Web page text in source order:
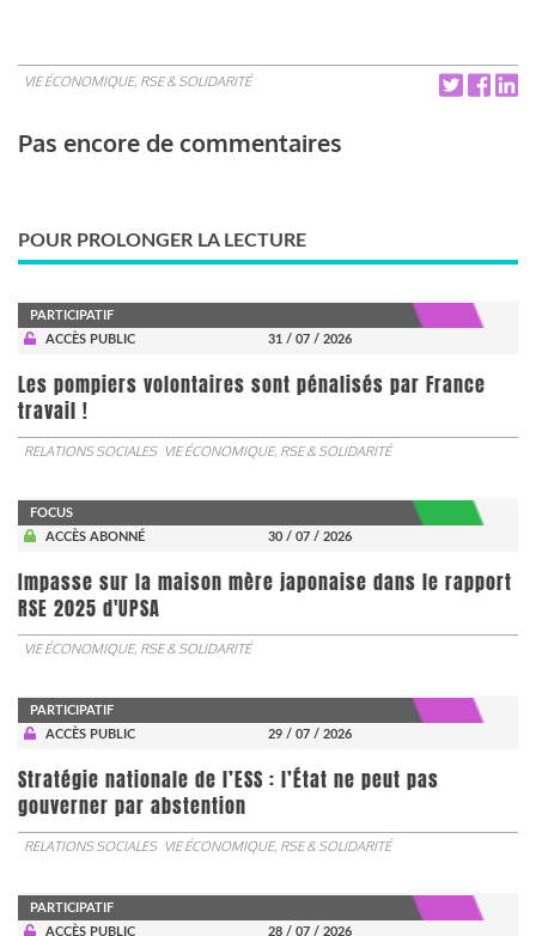
VIE ÉCONOMIQUE, RSE & SOLIDARITÉ
Pas encore de commentaires
POUR PROLONGER LA LECTURE
PARTICIPATIF
ACCÈS PUBLIC
31 / 07 / 2026
Les pompiers volontaires sont pénalisés par France
travail !
RELATIONS SOCIALES VIE ÉCONOMIQUE, RSE & SOLIDARITÉ
FOCUS
ACCÈS ABONNÉ
30 / 07 / 2026
Impasse sur la maison mère japonaise dans le rapport
RSE 2025 d'UPSA
VIE ÉCONOMIQUE, RSE & SOLIDARITÉ
PARTICIPATIF
ACCÈS PUBLIC
29 / 07 / 2026
Stratégie nationale de l’ESS : l’État ne peut pas
gouverner par abstention
RELATIONS SOCIALES VIE ÉCONOMIQUE, RSE & SOLIDARITÉ
PARTICIPATIF
ACCÈS PUBLIC
28 / 07 / 2026